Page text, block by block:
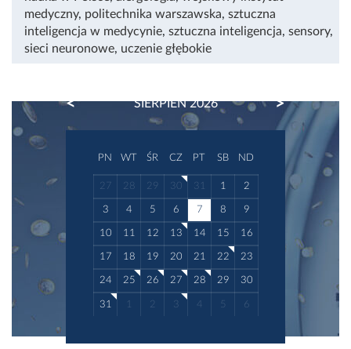
medyczny, politechnika warszawska, sztuczna
inteligencja w medycynie, sztuczna inteligencja, sensory,
sieci neuronowe, uczenie głębokie
SIERPIEŃ 2026
PREVIOUS NEXT
PN WT ŚR CZ PT SB ND
27 28 29 30 31 1 2
3 4 5 6 7 8 9
10 11 12 13 14 15 16
17 18 19 20 21 22 23
24 25 26 27 28 29 30
31 1 2 3 4 5 6